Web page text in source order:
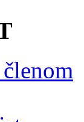
členom